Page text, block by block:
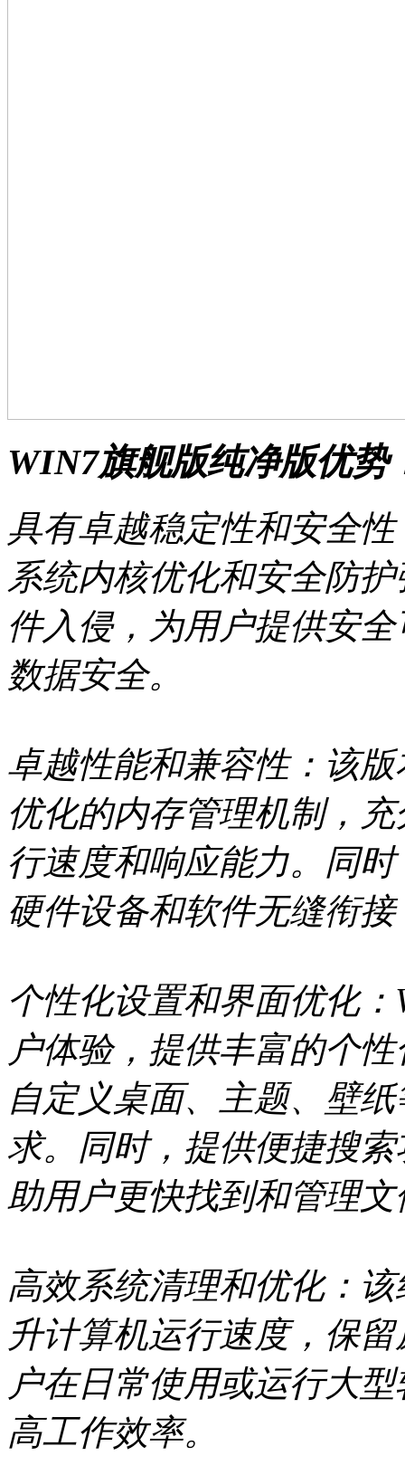
WIN7旗舰版纯净版优势
具有卓越稳定性和安全
系统内核优化和安全防
件入侵，为用户提供安
数据安全。
卓越性能和兼容性：该
优化的内存管理机制，
行速度和响应能力。同
硬件设备和软件无缝衔
个性化设置和界面优化
户体验，提供丰富的个
自定义桌面、主题、壁
求。同时，提供便捷搜
助用户更快找到和管理文
高效系统清理和优化：
升计算机运行速度，保
户在日常使用或运行大
高工作效率。